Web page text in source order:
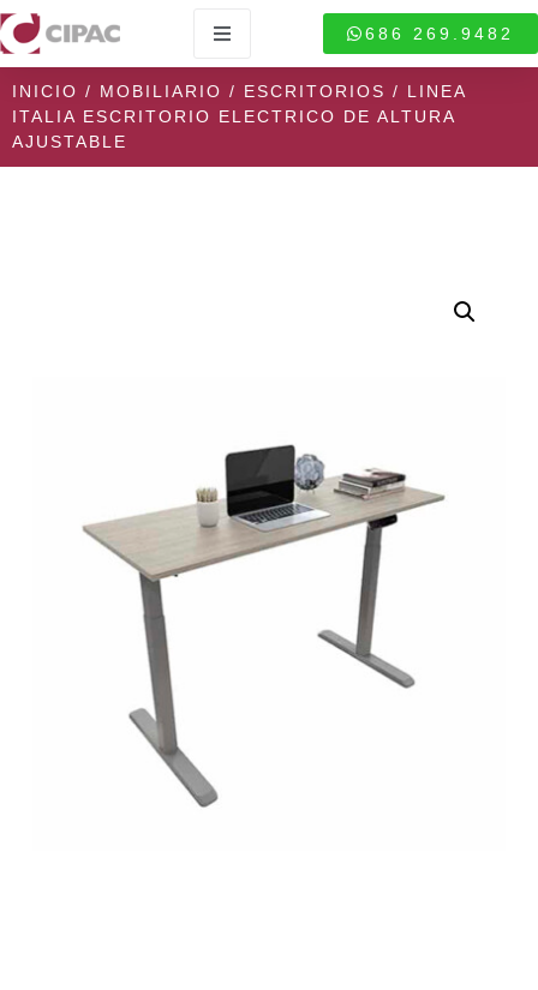
686 269.9482
INICIO / MOBILIARIO / ESCRITORIOS / LINEA
ITALIA ESCRITORIO ELECTRICO DE ALTURA
AJUSTABLE